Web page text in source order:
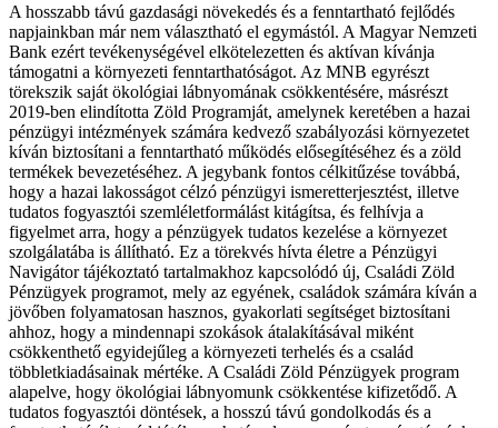
A hosszabb távú gazdasági növekedés és a fenntartható fejlődés
napjainkban már nem választható el egymástól. A Magyar Nemzeti
Bank ezért tevékenységével elkötelezetten és aktívan kívánja
támogatni a környezeti fenntarthatóságot. Az MNB egyrészt
törekszik saját ökológiai lábnyomának csökkentésére, másrészt
2019-ben elindította Zöld Programját, amelynek keretében a hazai
pénzügyi intézmények számára kedvező szabályozási környezetet
kíván biztosítani a fenntartható működés elősegítéséhez és a zöld
termékek bevezetéséhez. A jegybank fontos célkitűzése továbbá,
hogy a hazai lakosságot célzó pénzügyi ismeretterjesztést, illetve
tudatos fogyasztói szemléletformálást kitágítsa, és felhívja a
figyelmet arra, hogy a pénzügyek tudatos kezelése a környezet
szolgálatába is állítható. Ez a törekvés hívta életre a Pénzügyi
Navigátor tájékoztató tartalmakhoz kapcsolódó új, Családi Zöld
Pénzügyek programot, mely az egyének, családok számára kíván a
jövőben folyamatosan hasznos, gyakorlati segítséget biztosítani
ahhoz, hogy a mindennapi szokások átalakításával miként
csökkenthető egyidejűleg a környezeti terhelés és a család
többletkiadásainak mértéke. A Családi Zöld Pénzügyek program
alapelve, hogy ökológiai lábnyomunk csökkentése kifizetődő. A
tudatos fogyasztói döntések, a hosszú távú gondolkodás és a